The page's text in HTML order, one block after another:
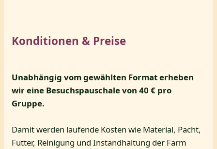
Konditionen & Preise
Unabhängig vom gewählten Format erheben
wir eine Besuchspauschale von 40 € pro
Gruppe.
Damit werden laufende Kosten wie Material, Pacht,
Futter, Reinigung und Instandhaltung der Farm